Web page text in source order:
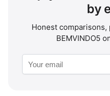
by
Honest
BEMVINDO5